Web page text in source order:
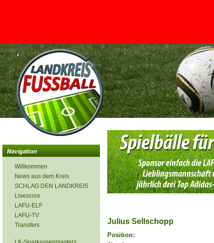
<
Willkommen
News aus dem Kreis
SCHLAG DEN LANDKREIS
Livescore
LAFU-ELF
LAFU-TV
Transfers
Julius Sellschopp
Position: